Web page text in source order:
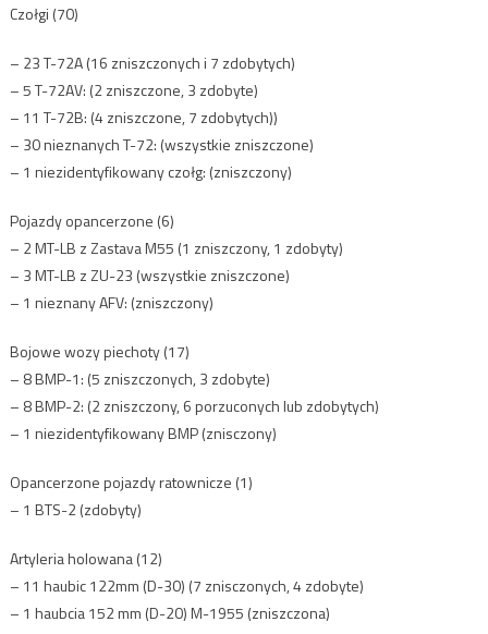
Czołgi (70)
– 23 T-72A (16 zniszczonych i 7 zdobytych)
– 5 T-72AV: (2 zniszczone, 3 zdobyte)
– 11 T-72B: (4 zniszczone, 7 zdobytych))
– 30 nieznanych T-72: (wszystkie zniszczone)
– 1 niezidentyfikowany czołg: (zniszczony)
Pojazdy opancerzone (6)
– 2 MT-LB z Zastava M55 (1 zniszczony, 1 zdobyty)
– 3 MT-LB z ZU-23 (wszystkie zniszczone)
– 1 nieznany AFV: (zniszczony)
Bojowe wozy piechoty (17)
– 8 BMP-1: (5 zniszczonych, 3 zdobyte)
– 8 BMP-2: (2 zniszczony, 6 porzuconych lub zdobytych)
– 1 niezidentyfikowany BMP (znisczony)
Opancerzone pojazdy ratownicze (1)
– 1 BTS-2 (zdobyty)
Artyleria holowana (12)
– 11 haubic 122mm (D-30) (7 znisczonych, 4 zdobyte)
– 1 haubcia 152 mm (D-20) M-1955 (zniszczona)